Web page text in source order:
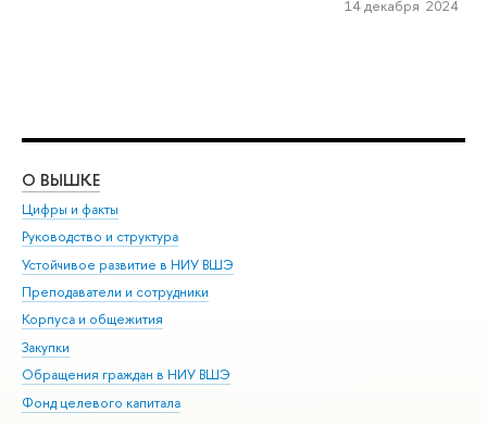
14 декабря 2024
О ВЫШКЕ
Цифры и факты
Руководство и структура
Устойчивое развитие в НИУ ВШЭ
Преподаватели и сотрудники
Корпуса и общежития
Закупки
Обращения граждан в НИУ ВШЭ
Фонд целевого капитала